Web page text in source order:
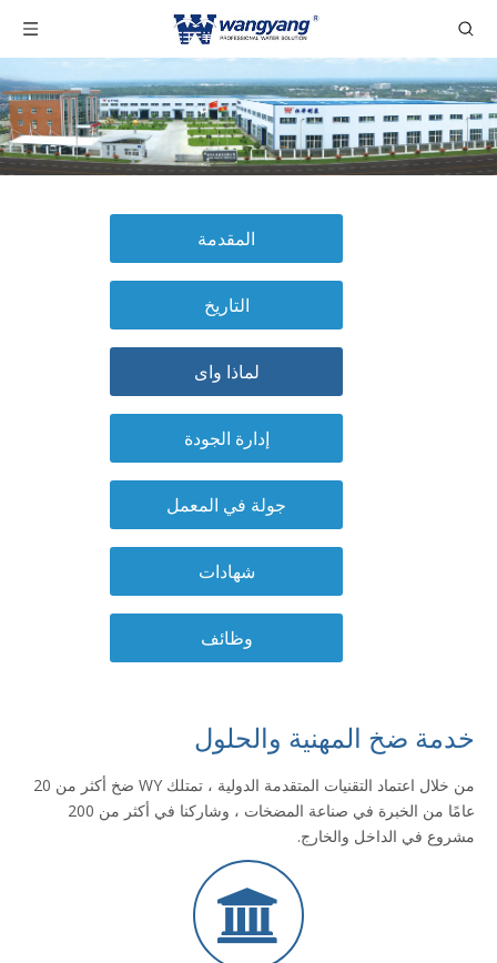
المقدمة
التاريخ
لماذا واى
إدارة الجودة
جولة في المعمل
شهادات
وظائف
خدمة ضخ المهنية والحلول
من خلال اعتماد التقنيات المتقدمة الدولية ، تمتلك WY ضخ أكثر من 20
عامًا من الخبرة في صناعة المضخات ، وشاركنا في أكثر من 200
مشروع في الداخل والخارج.